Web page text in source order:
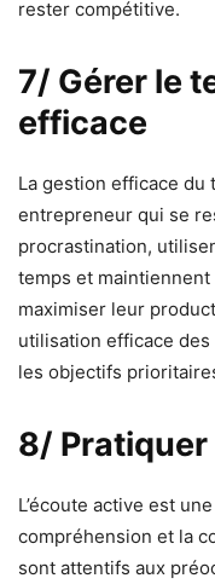
rester compétitive.
7/ Gérer le
efficace
La gestion efficace
entrepreneur qui se
procrastination,
temps et
maximiser leur
utilisation efficace
les objectifs
8/ Pratiquer
L’écoute active est
compréhension et la
sont attentifs aux